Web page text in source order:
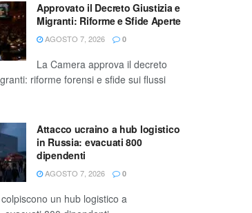
Approvato il Decreto Giustizia e
Migranti: Riforme e Sfide Aperte
AGOSTO 7, 2026 0
La Camera approva il decreto
riforme forensi e sfide sui flussi
Attacco ucraino a hub logistico
in Russia: evacuati 800
dipendenti
AGOSTO 7, 2026 0
un hub logistico a